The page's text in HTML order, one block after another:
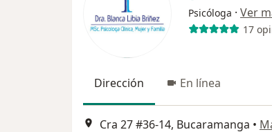
Psicóloga · Ver
17
Dirección En línea
Cra 27 #36-14, Bucaramanga •